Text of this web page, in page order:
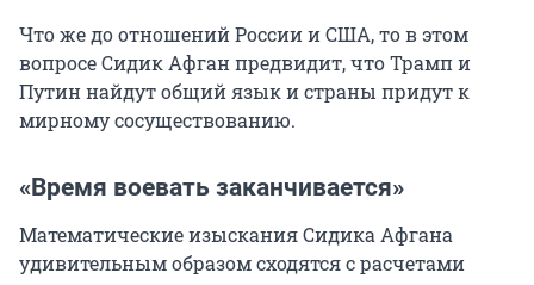
Что же до отношений России и США, то в этом
вопросе Сидик Афган предвидит, что Трамп и
Путин найдут общий язык и страны придут к
мирному сосуществованию.
«Время воевать заканчивается»
Математические изыскания Сидика Афгана
удивительным образом сходятся с расчетами